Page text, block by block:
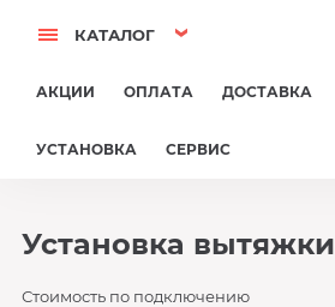
КАТАЛОГ
АКЦИИ ОПЛАТА ДОСТАВКА
УСТАНОВКА СЕРВИС
Установка вытяжки
Стоимость по подключению